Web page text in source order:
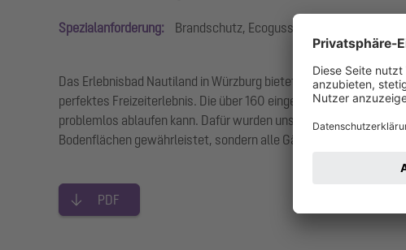
Spezialanforderung: Brandschutz, Ecoguss
Das Erlebnisbad Nautiland in Würzburg bietet mit mehreren
perfektes Freizeiterlebnis. Die über 160 eingesetzten
problemlos ablaufen kann. Dafür wurden unsere beständigen
Bodenflächen gewährleistet, sondern alle Gäste können sich
PDF